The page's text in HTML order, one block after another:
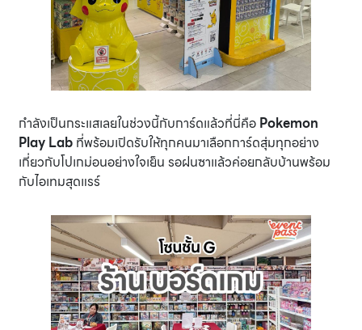
กำลังเป็นกระแสเลยในช่วงนี้กับการ์ดแล้วที่นี่คือ Pokemon
Play Lab ที่พร้อมเปิดรับให้ทุกคนมาเลือกการ์ดสุ่มทุกอย่าง
เกี่ยวกับโปเกม่อนอย่างใจเย็น รอฝนซาแล้วค่อยกลับบ้านพร้อม
กับไอเทมสุดแรร์